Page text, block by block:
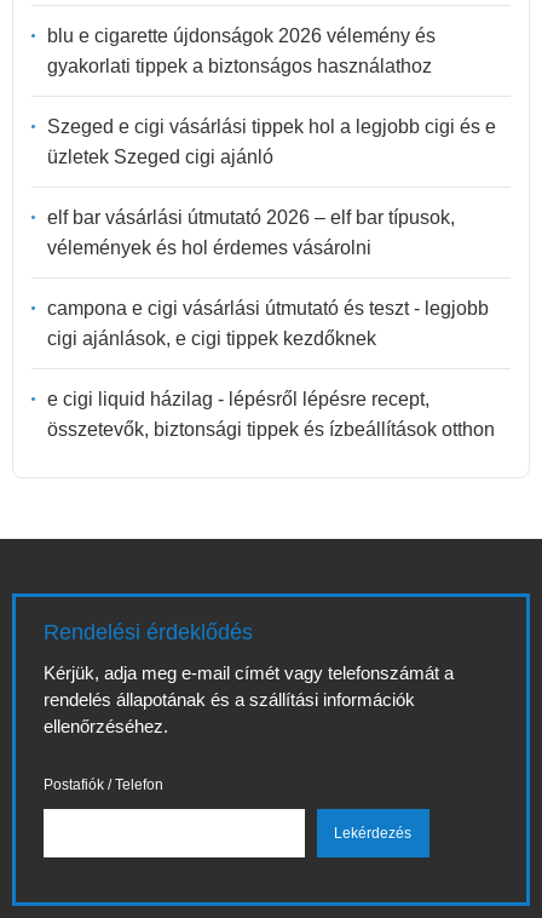
blu e cigarette újdonságok 2026 vélemény és
gyakorlati tippek a biztonságos használathoz
Szeged e cigi vásárlási tippek hol a legjobb cigi és e
üzletek Szeged cigi ajánló
elf bar vásárlási útmutató 2026 – elf bar típusok,
vélemények és hol érdemes vásárolni
campona e cigi vásárlási útmutató és teszt - legjobb
cigi ajánlások, e cigi tippek kezdőknek
e cigi liquid házilag - lépésről lépésre recept,
összetevők, biztonsági tippek és ízbeállítások otthon
Rendelési érdeklődés
Kérjük, adja meg e-mail címét vagy telefonszámát a
rendelés állapotának és a szállítási információk
ellenőrzéséhez.
Postafiók / Telefon